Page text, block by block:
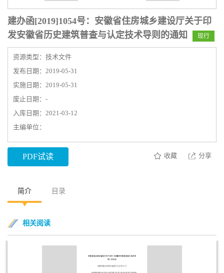
建办函[2019]1054号：安徽省住房城乡建设厅关于印
发安徽省历史建筑普查与认定技术导则的通知
现行
资源类型：技术文件
发布日期：2019-05-31
实施日期：2019-05-31
废止日期：-
入库日期：2021-03-12
主编单位：
PDF试读 收藏 分享
简介 目录
相关阅读